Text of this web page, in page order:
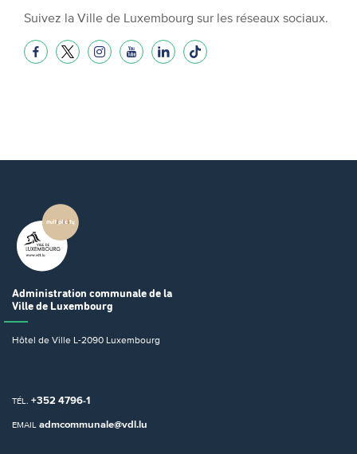
Suivez la Ville de Luxembourg sur les réseaux sociaux.
Administration communale de la
Ville de Luxembourg
Hôtel de Ville L-2090 Luxembourg
TÉL. +352 4796-1
EMAIL admcommunale@vdl.lu